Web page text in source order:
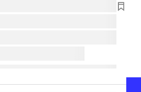
ipsum dolor sit amet ...